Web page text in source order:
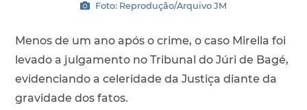
Foto: Reprodução/Arquivo JM
Menos de um ano após o crime, o caso Mirella foi
levado a julgamento no Tribunal do Júri de Bagé,
evidenciando a celeridade da Justiça diante da
gravidade dos fatos.